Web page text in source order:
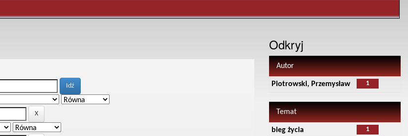
Odkryj
Autor
1
Piotrowski, Przemysław
Temat
1
bieg życia